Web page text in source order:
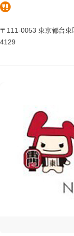
〒111-0053 東京都台
4129